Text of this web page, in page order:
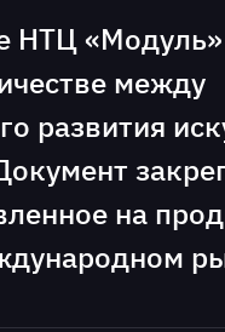
НТЦ «Модуль»
между
развития
на